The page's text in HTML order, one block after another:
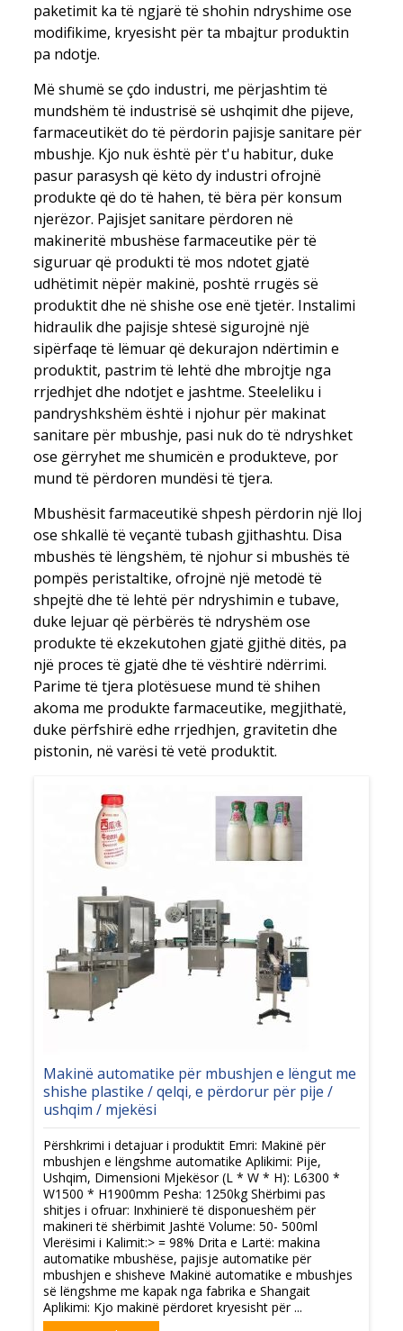
paketimit ka të ngjarë të shohin ndryshime ose
modifikime, kryesisht për ta mbajtur produktin
pa ndotje.
Më shumë se çdo industri, me përjashtim të
mundshëm të industrisë së ushqimit dhe pijeve,
farmaceutikët do të përdorin pajisje sanitare për
mbushje. Kjo nuk është për t'u habitur, duke
pasur parasysh që këto dy industri ofrojnë
produkte që do të hahen, të bëra për konsum
njerëzor. Pajisjet sanitare përdoren në
makineritë mbushëse farmaceutike për të
siguruar që produkti të mos ndotet gjatë
udhëtimit nëpër makinë, poshtë rrugës së
produktit dhe në shishe ose enë tjetër. Instalimi
hidraulik dhe pajisje shtesë sigurojnë një
sipërfaqe të lëmuar që dekurajon ndërtimin e
produktit, pastrim të lehtë dhe mbrojtje nga
rrjedhjet dhe ndotjet e jashtme. Steeleliku i
pandryshkshëm është i njohur për makinat
sanitare për mbushje, pasi nuk do të ndryshket
ose gërryhet me shumicën e produkteve, por
mund të përdoren mundësi të tjera.
Mbushësit farmaceutikë shpesh përdorin një lloj
ose shkallë të veçantë tubash gjithashtu. Disa
mbushës të lëngshëm, të njohur si mbushës të
pompës peristaltike, ofrojnë një metodë të
shpejtë dhe të lehtë për ndryshimin e tubave,
duke lejuar që përbërës të ndryshëm ose
produkte të ekzekutohen gjatë gjithë ditës, pa
një proces të gjatë dhe të vështirë ndërrimi.
Parime të tjera plotësuese mund të shihen
akoma me produkte farmaceutike, megjithatë,
duke përfshirë edhe rrjedhjen, gravitetin dhe
pistonin, në varësi të vetë produktit.
Makinë automatike për mbushjen e lëngut me
shishe plastike / qelqi, e përdorur për pije /
ushqim / mjekësi
Përshkrimi i detajuar i produktit Emri: Makinë për
mbushjen e lëngshme automatike Aplikimi: Pije,
Ushqim, Dimensioni Mjekësor (L * W * H): L6300 *
W1500 * H1900mm Pesha: 1250kg Shërbimi pas
shitjes i ofruar: Inxhinierë të disponueshëm për
makineri të shërbimit Jashtë Volume: 50- 500ml
Vlerësimi i Kalimit:> = 98% Drita e Lartë: makina
automatike mbushëse, pajisje automatike për
mbushjen e shisheve Makinë automatike e mbushjes
së lëngshme me kapak nga fabrika e Shangait
Aplikimi: Kjo makinë përdoret kryesisht për ...